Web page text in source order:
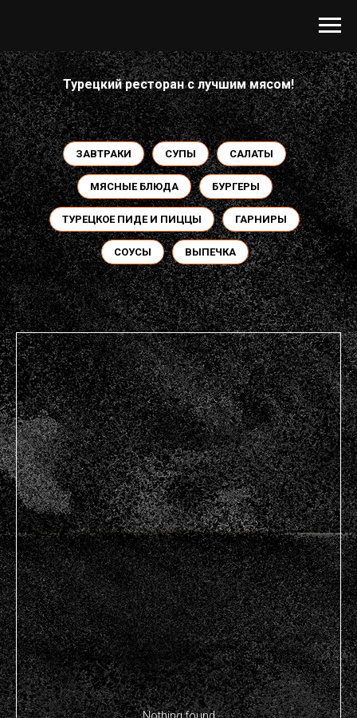
Турецкий ресторан с лучшим мясом!
ЗАВТРАКИ СУПЫ САЛАТЫ
МЯСНЫЕ БЛЮДА БУРГЕРЫ
ТУРЕЦКОЕ ПИДЕ И ПИЦЦЫ ГАРНИРЫ
СОУСЫ ВЫПЕЧКА